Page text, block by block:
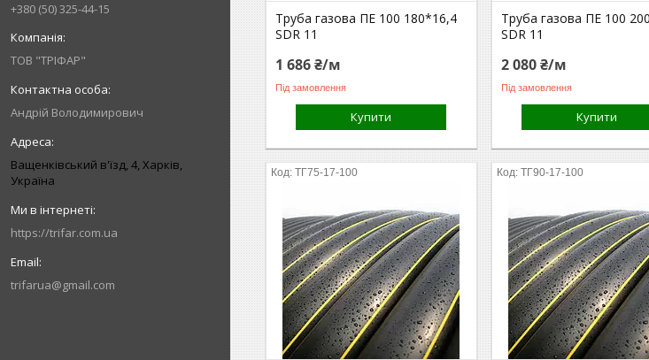
+380 (50) 325-44-15
ТОВ "ТРІФАР"
Андрій Володимирович
Ващенківський в'їзд, 4, Харків,
Україна
https://trifar.com.ua
trifarua@gmail.com
Труба газова ПЕ 100 180*16,4
SDR 11
1 686 ₴/м
Під замовлення
Купити
Труба газова ПЕ 100
SDR 11
2 080 ₴/м
Під замовлення
Купити
ТГ75-17-100 ТГ90-17-100